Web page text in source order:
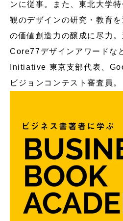
ンに従事。また、東北大学
観のデザインの研究・教育
の価値創造力の醸成に尽力
Core77デザインアワード
Initiative 東京支部代表、
ビジョンコンテスト審査員。